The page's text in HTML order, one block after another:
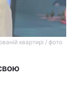
квартирі / фото